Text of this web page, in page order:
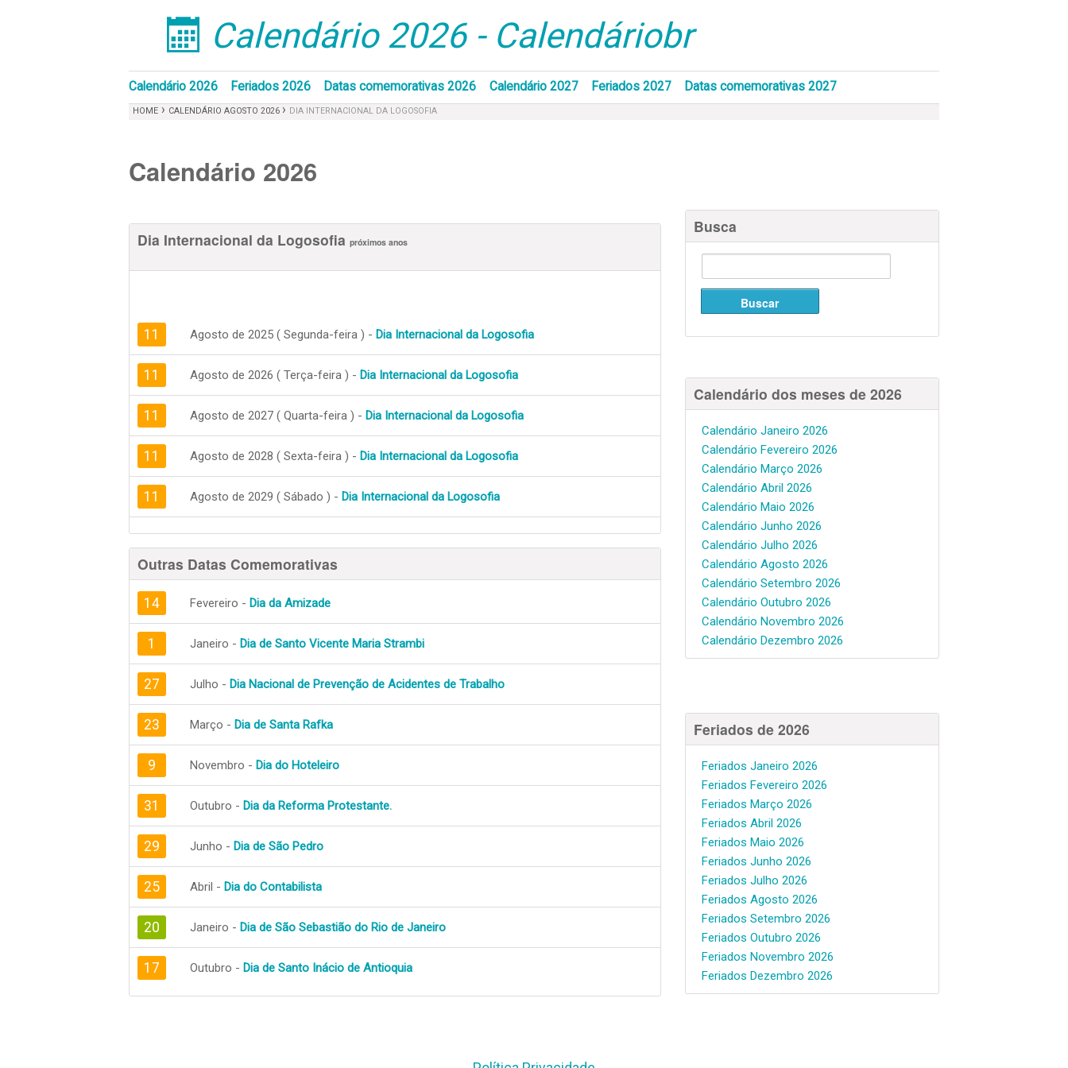
󰁣 Calendário 2026 - Calendáriobr
Calendário 2026 Feriados 2026 Datas comemorativas 2026 Calendário 2027 Feriados 2027 Datas comemorativas 2027
HOME › CALENDÁRIO AGOSTO 2026 › DIA INTERNACIONAL DA LOGOSOFIA
Calendário 2026
Dia Internacional da Logosofia próximos anos
11 Agosto de 2025 ( Segunda-feira ) - Dia Internacional da Logosofia
11 Agosto de 2026 ( Terça-feira ) - Dia Internacional da Logosofia
11 Agosto de 2027 ( Quarta-feira ) - Dia Internacional da Logosofia
11 Agosto de 2028 ( Sexta-feira ) - Dia Internacional da Logosofia
11 Agosto de 2029 ( Sábado ) - Dia Internacional da Logosofia
Outras Datas Comemorativas
14 Fevereiro - Dia da Amizade
1 Janeiro - Dia de Santo Vicente Maria Strambi
27 Julho - Dia Nacional de Prevenção de Acidentes de Trabalho
23 Março - Dia de Santa Rafka
9 Novembro - Dia do Hoteleiro
31 Outubro - Dia da Reforma Protestante.
29 Junho - Dia de São Pedro
25 Abril - Dia do Contabilista
20 Janeiro - Dia de São Sebastião do Rio de Janeiro
17 Outubro - Dia de Santo Inácio de Antioquia
Busca
Calendário dos meses de 2026
Calendário Janeiro 2026
Calendário Fevereiro 2026
Calendário Março 2026
Calendário Abril 2026
Calendário Maio 2026
Calendário Junho 2026
Calendário Julho 2026
Calendário Agosto 2026
Calendário Setembro 2026
Calendário Outubro 2026
Calendário Novembro 2026
Calendário Dezembro 2026
Feriados de 2026
Feriados Janeiro 2026
Feriados Fevereiro 2026
Feriados Março 2026
Feriados Abril 2026
Feriados Maio 2026
Feriados Junho 2026
Feriados Julho 2026
Feriados Agosto 2026
Feriados Setembro 2026
Feriados Outubro 2026
Feriados Novembro 2026
Feriados Dezembro 2026